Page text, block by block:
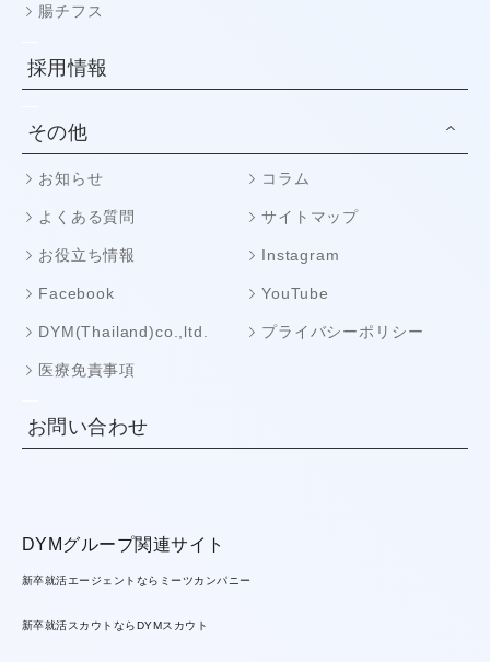
腸チフス
採用情報
その他
お知らせ コラム
よくある質問 サイトマップ
お役立ち情報 Instagram
Facebook YouTube
DYM(Thailand)co.,ltd. プライバシーポリシー
医療免責事項
お問い合わせ
DYMグループ関連サイト
新卒就活エージェントならミーツカンパニー
新卒就活スカウトならDYMスカウト